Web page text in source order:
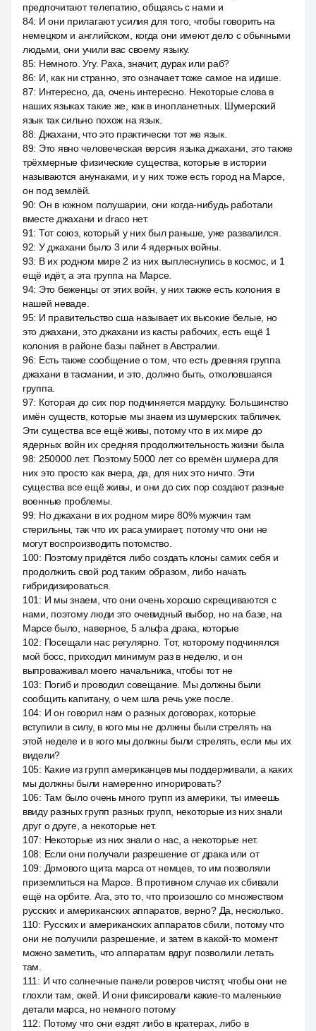
предпочитают телепатию, общаясь с нами и
84: И они прилагают усилия для того, чтобы говорить на
немецком и английском, когда они имеют дело с обычными
людьми, они учили вас своему языку.
85: Немного. Угу. Раха, значит, дурак или раб?
86: И, как ни странно, это означает тоже самое на идише.
87: Интересно, да, очень интересно. Некоторые слова в
наших языках такие же, как в инопланетных. Шумерский
язык так сильно похож на язык.
88: Джахани, что это практически тот же язык.
89: Это явно человеческая версия языка джахани, это также
трёхмерные физические существа, которые в истории
называются анунаками, и у них тоже есть город на Марсе,
он под землёй.
90: Он в южном полушарии, они когда-нибудь работали
вместе джахани и draco нет.
91: Тот союз, который у них был раньше, уже развалился.
92: У джахани было 3 или 4 ядерных войны.
93: В их родном мире 2 из них выплеснулись в космос, и 1
ещё идёт, а эта группа на Марсе.
94: Это беженцы от этих войн, у них также есть колония в
нашей неваде.
95: И правительство сша называет их высокие белые, но
это джахани, это джахани из касты рабочих, есть ещё 1
колония в районе базы пайнет в Австралии.
96: Есть также сообщение о том, что есть древняя группа
джахани в тасмании, и это, должно быть, отколовшаяся
группа.
97: Которая до сих пор подчиняется мардуку. Большинство
имён существ, которые мы знаем из шумерских табличек.
Эти существа все ещё живы, потому что в их мире до
ядерных войн их средняя продолжительность жизни была
98: 250000 лет. Поэтому 5000 лет со времён шумера для
них это просто как вчера, да, для них это ничто. Эти
существа все ещё живы, и они до сих пор создают разные
военные проблемы.
99: Но джахани в их родном мире 80% мужчин там
стерильны, так что их раса умирает, потому что они не
могут воспроизводить потомство.
100: Поэтому придётся либо создать клоны самих себя и
продолжить свой род таким образом, либо начать
гибридизироваться.
101 : И мы знаем, что они очень хорошо скрещиваются с
нами, поэтому люди это очевидный выбор, но на базе, на
Марсе было, наверное, 5 альфа драка, которые
102: Посещали нас регулярно. Тот, которому подчинялся
мой босс, приходил минимум раз в неделю, и он
выпроваживал моего начальника, чтобы тот не
103: Погиб и проводил совещание. Мы должны были
сообщить капитану, о чем шла речь уже после.
104: И он говорил нам о разных договорах, которые
вступили в силу, в кого мы не должны были стрелять на
этой неделе и в кого мы должны были стрелять, если мы их
видели?
105: Какие из групп американцев мы поддерживали, а каких
мы должны были намеренно игнорировать?
106: Там было очень много групп из америки, ты имеешь
ввиду разных групп разных групп, некоторые из них знали
друг о друге, а некоторые нет.
107: Некоторые из них знали о нас, а некоторые нет.
108: Если они получали разрешение от драка или от
109: Домового щита марса от немцев, то им позволяли
приземлиться на Марсе. В противном случае их сбивали
ещё на орбите. Ага, это то, что произошло со множеством
русских и американских аппаратов, верно? Да, несколько.
110: Русских и американских аппаратов сбили, потому что
они не получили разрешение, и затем в какой-то момент
можно заметить, что аппаратам вдруг позволили летать
там.
111 : И что солнечные панели роверов чистят, чтобы они не
глохли там, окей. И они фиксировали какие-то маленькие
детали марса, но немного потому
112: Потому что они ездят либо в кратерах, либо в